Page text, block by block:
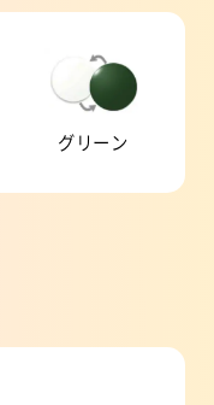
グリーン